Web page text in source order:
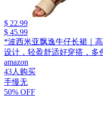
$ 22.99
$ 45.99
*波西米亚飘逸牛仔长裙｜
设计，轻盈舒适好穿搭，多
amazon
43人购买
手慢无
50% OFF